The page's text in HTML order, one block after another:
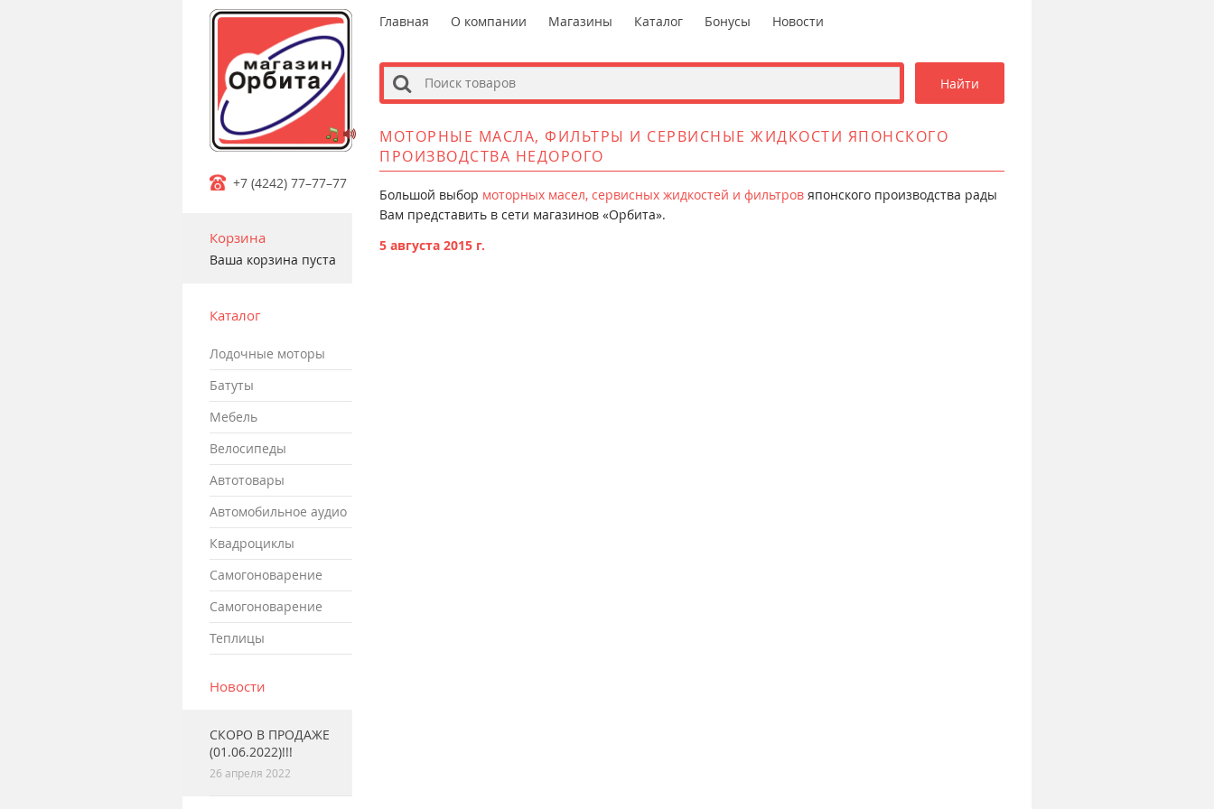
m
+7 (4242) 77–77–77
Корзина
Ваша корзина пуста
Каталог
лодочные моторы
батуты
мебель
велосипеды
автотовары
автомобильное аудио
квадроциклы
самогоноварение
самогоноварение
теплицы
Новости
СКОРО В ПРОДАЖЕ
(01.06.2022)!!!
26 апреля 2022
Главная О компании Магазины Каталог Бонусы Новости
s
МОТОРНЫЕ МАСЛА, ФИЛЬТРЫ И СЕРВИСНЫЕ ЖИДКОСТИ ЯПОНСКОГО
ПРОИЗВОДСТВА НЕДОРОГО
Большой выбор моторных масел, сервисных жидкостей и фильтров японского производства рады
Вам представить в сети магазинов «Орбита».
5 августа 2015 г.